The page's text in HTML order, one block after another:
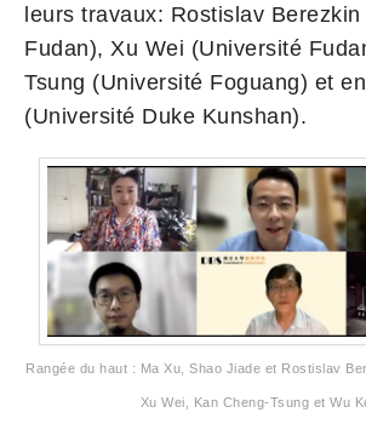
leurs travaux: Rostislav
Fudan), Xu Wei (Université
Tsung (Université Foguang) et
(Université Duke Kunshan).
Rangée du haut : Ma Xu, Shao Jiade et Rostislav
Xu Wei, Kan Cheng-Tsung et Wu